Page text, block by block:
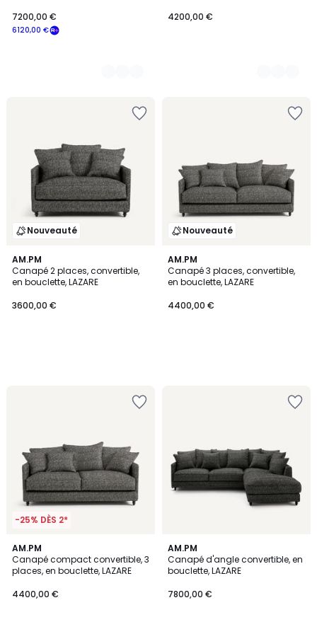
6120,00 €
7200,00 €
4200,00 €
Nouveauté
AM.PM
Canapé 2 places, convertible,
en bouclette, LAZARE
3600,00 €
Nouveauté
AM.PM
Canapé 3 places, convertible,
en bouclette, LAZARE
4400,00 €
-25% DÈS 2*
AM.PM
Canapé compact convertible, 3
places, en bouclette, LAZARE
4400,00 €
AM.PM
Canapé d'angle convertible, en
bouclette, LAZARE
7800,00 €